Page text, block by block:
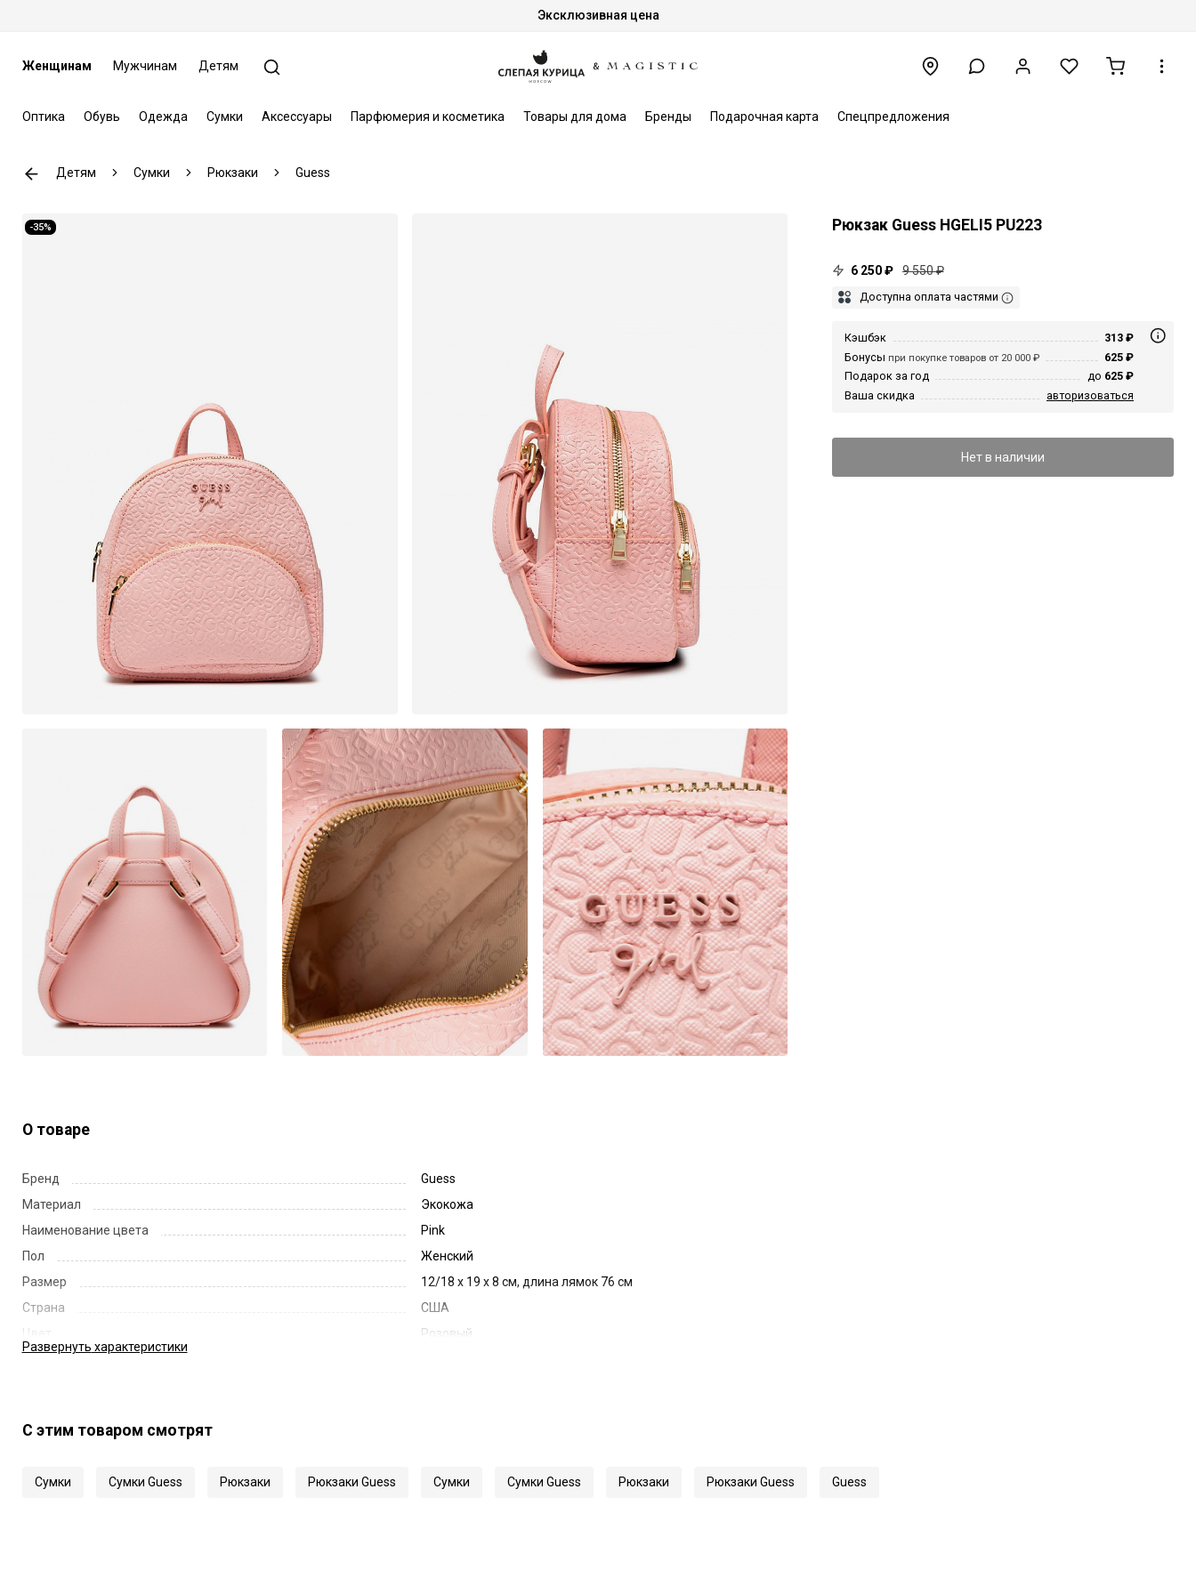
Эксклюзивная цена
Женщинам Мужчинам Детям
Оптика Обувь Одежда Сумки Аксессуары Парфюмерия и косметика Товары для дома Бренды Подарочная карта Спецпредложения
Детям Сумки Рюкзаки Guess
-35% Рюкзак Guess HGELI5 PU223
6 250 ₽ 9 550 ₽
Доступна оплата частями
Кэшбэк
313 ₽
Бонусы при покупке товаров от 20 000 ₽
625 ₽
Подарок за год
до 625 ₽
Ваша скидка
авторизоваться
Нет в наличии
О товаре
Бренд
Guess
Материал
Экокожа
Наименование цвета
Pink
Пол
Женский
Размер
12/18 x 19 x 8 см, длина лямок 76 см
Страна
США
Цвет
Розовый
Развернуть характеристики
С этим товаром смотрят
Сумки Сумки Guess Рюкзаки Рюкзаки Guess Сумки Сумки Guess Рюкзаки Рюкзаки Guess Guess